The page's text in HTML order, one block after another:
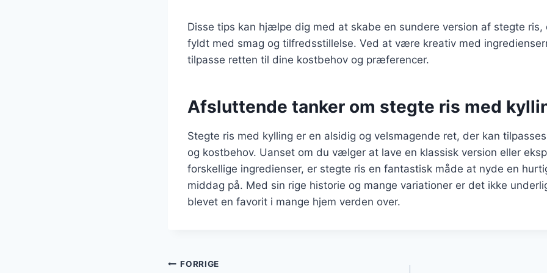
Disse tips kan hjælpe dig med at skabe en sundere version af stegte ris,
fyldt med smag og tilfredsstillelse. Ved at være kreativ med
tilpasse retten til dine kostbehov og præferencer.
Afsluttende tanker om stegte ris med
Stegte ris med kylling er en alsidig og velsmagende ret, der kan
og kostbehov. Uanset om du vælger at lave en klassisk version eller
forskellige ingredienser, er stegte ris en fantastisk måde at nyde en
middag på. Med sin rige historie og mange variationer er det ikke
blevet en favorit i mange hjem verden over.
Indlægsnavigation
FORRIGE